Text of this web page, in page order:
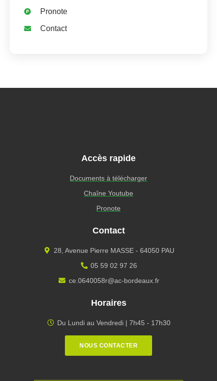
Pronote
Contact
Accès rapide
Documents à télécharger
Chaîne Youtube
Pronote
Contact
28, Avenue Pierre MASSE - 64050 PAU
05 59 02 97 26
ce.0640058r@ac-bordeaux.fr
Horaires
Du Lundi au Vendredi | 7h45 - 17h30
NOUS CONTACTER